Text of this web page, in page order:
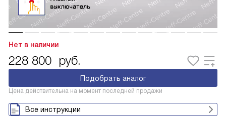
Нет в наличии
228 800 руб.
Подобрать аналог
Цена действительна на момент последней продажи
Все инструкции